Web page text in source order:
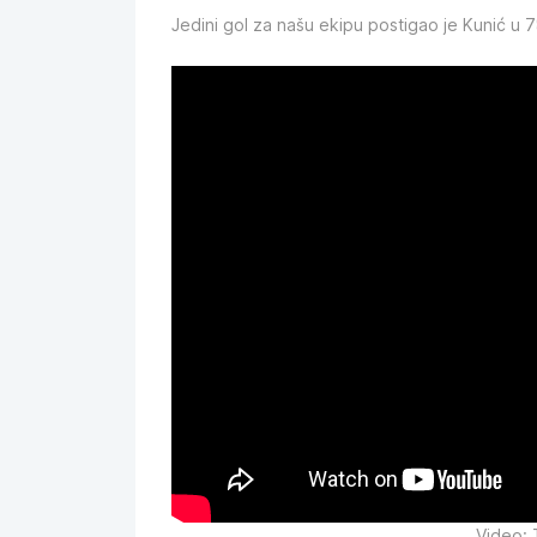
Jedini gol za našu ekipu postigao je Kunić u